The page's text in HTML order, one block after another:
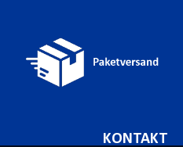
KONTAKT